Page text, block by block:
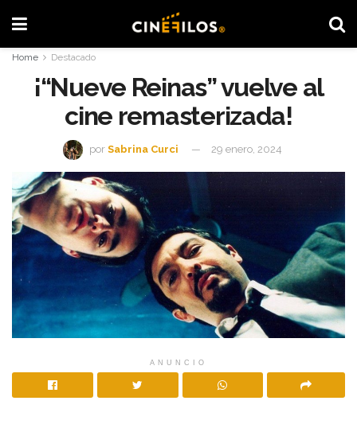
Home Destacado
¡“Nueve Reinas” vuelve al
cine remasterizada!
por Sabrina Curci 29 enero, 2024
ANUNCIO